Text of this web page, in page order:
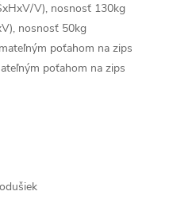
V), nosnosť 130kg
nosnosť 50kg
poťahom na zips
poťahom na zips